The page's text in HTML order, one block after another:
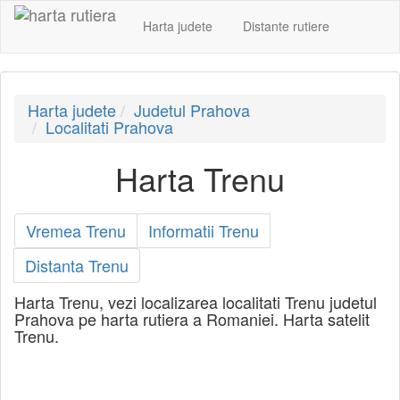
Harta judete Distante rutiere
Harta judete Judetul Prahova
Localitati Prahova
Harta Trenu
Vremea Trenu
Informatii Trenu
Distanta Trenu
Harta Trenu, vezi localizarea localitati Trenu judetul
Prahova pe harta rutiera a Romaniei. Harta satelit
Trenu.